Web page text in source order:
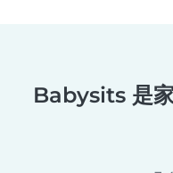
Babysits 是